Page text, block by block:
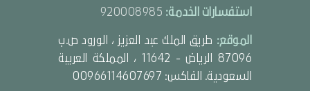
استفسارات الخدمة: 920008985
الموقع: طريق الملك عبد العزيز ، الورود ص.ب
87096 الرياض - 11642 ، المملكة العربية
السعودية. الفاكس: 00966114607697